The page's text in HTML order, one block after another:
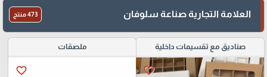
العلامة التجارية صناعة سلوفان 473 منتج
صناديق مع تقسيمات داخلية
favorite_border
ملصقات
favorite_border